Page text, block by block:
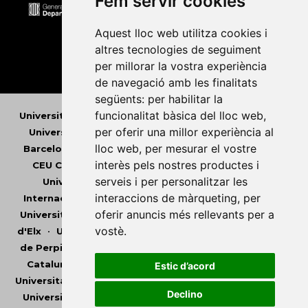
Aquest lloc web utilitza cookies i
altres tecnologies de seguiment
per millorar la vostra experiència
de navegació amb les finalitats
següents: per habilitar la
funcionalitat bàsica del lloc web,
per oferir una millor experiència al
lloc web, per mesurar el vostre
interès pels nostres productes i
serveis i per personalitzar les
interaccions de màrqueting, per
oferir anuncis més rellevants per a
vostè.
Estic d’acord
Declino
Universitat Abat Oliba CEU•Universitat d'Alacant
Universitat d'Andorra•Universitat Autònoma de
Barcelona
Universitat de Barcelona•Universitat
CEU Cardenal Herrera• Universitat de Girona
Universitat de les Illes Balears•Universitat
Internacional de Catalunya • Universitat Jaume I
Universitat de Lleida •Universitat Miguel Hernández
d'Elx• Universitat Oberta de Catalunya
de Perpinyà Via Domitia
Catalunya
Universitat Politècnica de València
Universitat Pompeu Fabra•Universitat Ramon Llull
Universitat Rovira i Virgili
Universitat de Sàsser